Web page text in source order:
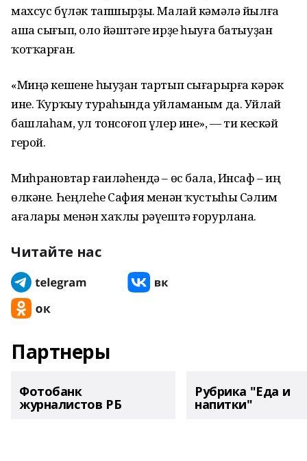
махсус бүләк тапшырҙы. Малай кәмәлә йылға
аша сығып, оло йәштәге ирҙе һыуға батыуҙан
ҡотҡарған.
«Миңә кешене һыуҙан тартып сығарырға кәрәк
ине. Ҡурҡыу тураһында уйламаным да. Уйлай
башлаһам, ул тонсоғоп үлер ине», — ти кескәй
герой.
Миһрановтар ғаиләһендә – өс бала, Инсаф – иң
өлкәне. Һеңлеһе Сафия менән ҡустыһы Сәлим
ағалары менән хаҡлы рәүештә ғорурлана.
Читайте нас
Партнеры
Фотобанк
журналистов РБ
Рубрика "Еда и
напитки"